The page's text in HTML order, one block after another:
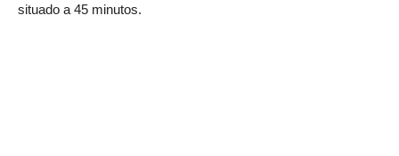
situado a 45 minutos.